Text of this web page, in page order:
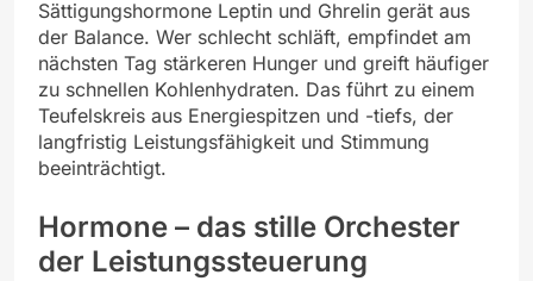
Sättigungshormone Leptin und Ghrelin gerät aus
der Balance. Wer schlecht schläft, empfindet am
nächsten Tag stärkeren Hunger und greift häufiger
zu schnellen Kohlenhydraten. Das führt zu einem
Teufelskreis aus Energiespitzen und -tiefs, der
langfristig Leistungsfähigkeit und Stimmung
beeinträchtigt.
Hormone – das stille Orchester
der Leistungssteuerung